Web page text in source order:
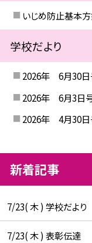
いじめ防止基本
学校だより
2026年 6月30日
2026年 6月3日
2026年 4月30
新着記事
7/23( 木 ) 学校だよ
7/23( 木 ) 表彰伝達